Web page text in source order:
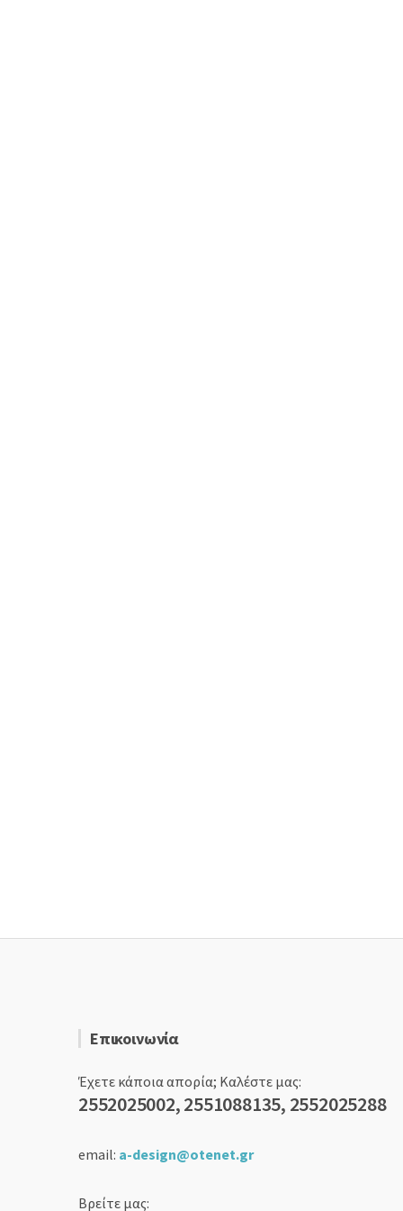
Επικοινωνία
Έχετε κάποια απορία; Καλέστε μας:
2552025002, 2551088135, 2552025288
email: a-design@otenet.gr
Βρείτε μας: